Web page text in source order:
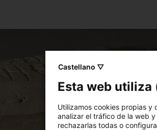
Castellano ▽
Esta web utiliza
Utilizamos cookies propias y
analizar el tráfico de la web
rechazarlas todas o